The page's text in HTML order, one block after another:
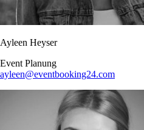
Ayleen Heyser
Event Planung​
ayleen@eventbooking24.com